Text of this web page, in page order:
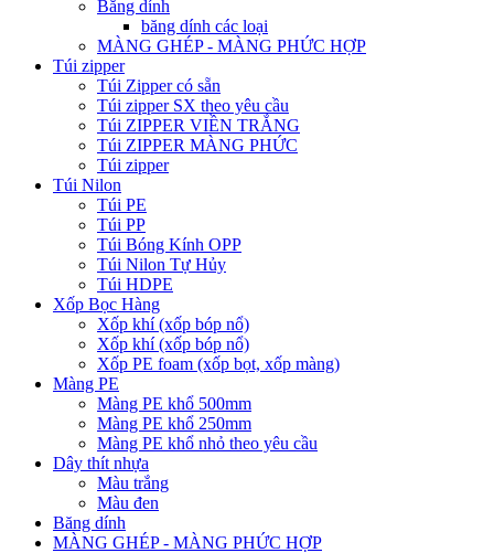
Băng dính
băng dính các loại
MÀNG GHÉP - MÀNG PHỨC HỢP
Túi zipper
Túi Zipper có sẵn
Túi zipper SX theo yêu cầu
Túi ZIPPER VIỀN TRẮNG
Túi ZIPPER MÀNG PHỨC
Túi zipper
Túi Nilon
Túi PE
Túi PP
Túi Bóng Kính OPP
Túi Nilon Tự Hủy
Túi HDPE
Xốp Bọc Hàng
Xốp khí (xốp bóp nổ)
Xốp khí (xốp bóp nổ)
Xốp PE foam (xốp bọt, xốp màng)
Màng PE
Màng PE khổ 500mm
Màng PE khổ 250mm
Màng PE khổ nhỏ theo yêu cầu
Dây thít nhựa
Màu trắng
Màu đen
Băng dính
MÀNG GHÉP - MÀNG PHỨC HỢP